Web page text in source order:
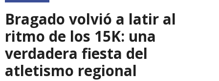
Bragado volvió a latir al
ritmo de los 15K: una
verdadera fiesta del
atletismo regional